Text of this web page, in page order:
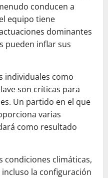
conducen a
equipo tiene
dominantes
pueden inflar sus
individuales como
son críticas para
Un partido en el que
varias
como resultado
condiciones climáticas,
la configuración